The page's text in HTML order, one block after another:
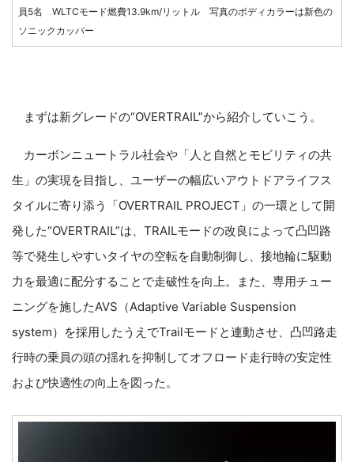
員5名 WLTCモード燃費13.9km/リットル 写真のボディカラーは新色の
ソニックカッパー
まずは新グレードの“OVERTRAIL”から紹介していこう。
カーボンニュートラル社会や「人と自然とモビリティの共
生」の実現を目指し、ユーザーの幅広いアウトドアライフス
タイルに寄り添う「OVERTRAIL PROJECT」の一環として開
発した“OVERTRAIL”は、TRAILモードの改良によって凸凹路
等で発生しやすいタイヤの空転を自動制御し、接地輪に駆動
力を最適に配分することで走破性を向上。また、専用チュー
ニングを施したAVS（Adaptive Variable Suspension
system）を採用したうえでTrailモードと連動させ、凸凹路走
行時の乗員の頭の揺れを抑制してオフロード走行時の安定性
および快適性の向上を図った。